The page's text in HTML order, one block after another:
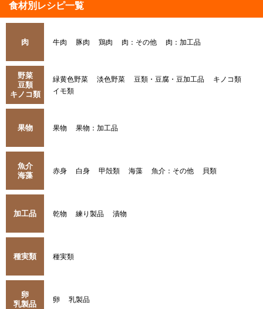
食材別レシピ一覧
肉 牛肉 豚肉 鶏肉 肉：その他 肉：加工品
野菜
豆類
キノコ類
緑黄色野菜 淡色野菜 豆類・豆腐・豆加工品
キノコ類
イモ類
果物 果物 果物：加工品
魚介
海藻
赤身 白身 甲殻類 海藻 魚介：その他 貝類
加工品 乾物 練り製品 漬物
種実類 種実類
卵
乳製品
卵 乳製品